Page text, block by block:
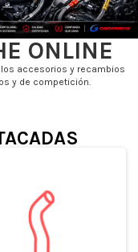
ONLINE
accesorios y recambios
y de competición.